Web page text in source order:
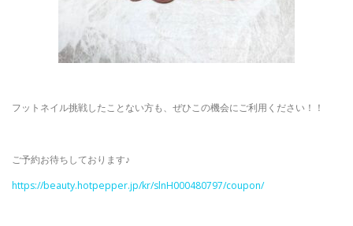
フットネイル挑戦したことない方も、ぜひこの機会にご利用ください！！
ご予約お待ちしております♪
https://beauty.hotpepper.jp/kr/slnH000480797/coupon/